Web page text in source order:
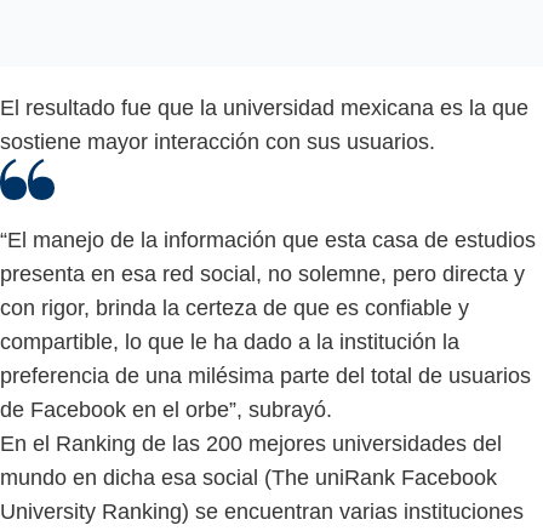
El resultado fue que la universidad mexicana es la que
sostiene mayor interacción con sus usuarios.
“El manejo de la información que esta casa de estudios
presenta en esa red social, no solemne, pero directa y
con rigor, brinda la certeza de que es confiable y
compartible, lo que le ha dado a la institución la
preferencia de una milésima parte del total de usuarios
de Facebook en el orbe”, subrayó.
En el Ranking de las 200 mejores universidades del
mundo en dicha esa social (The uniRank Facebook
University Ranking) se encuentran varias instituciones